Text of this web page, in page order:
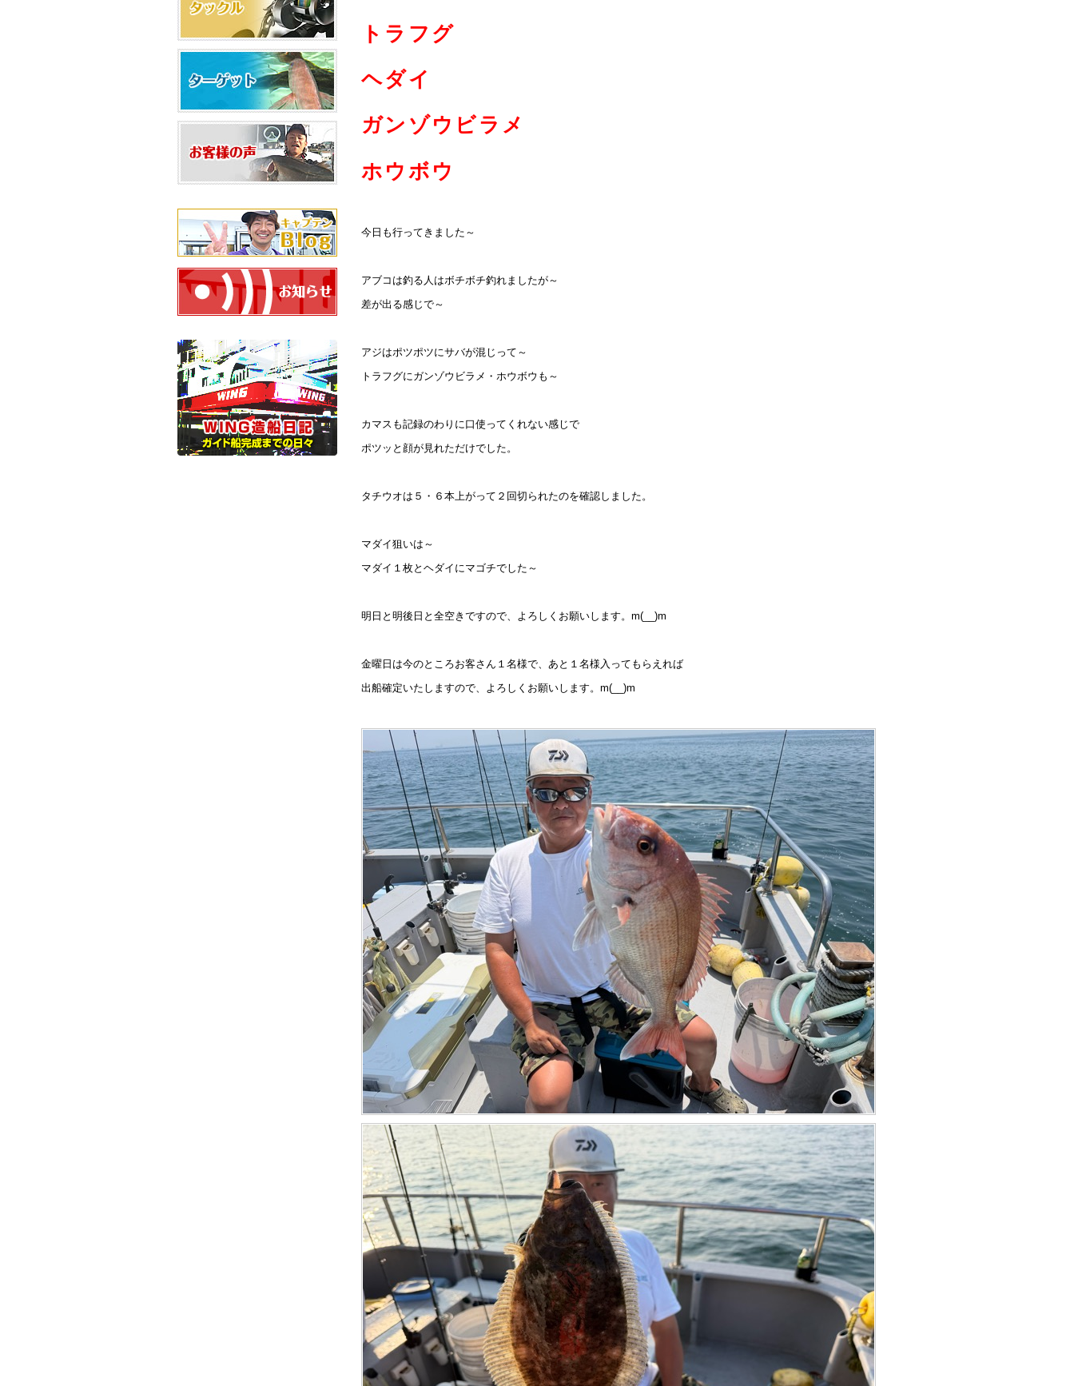
トラフグ
ヘダイ
ガンゾウビラメ
ホウボウ
今日も行ってきました～
アブコは釣る人はボチボチ釣れましたが～
差が出る感じで～
アジはポツポツにサバが混じって～
トラフグにガンゾウビラメ・ホウボウも～
カマスも記録のわりに口使ってくれない感じで
ポツッと顔が見れただけでした。
タチウオは５・６本上がって２回切られたのを確認しました。
マダイ狙いは～
マダイ１枚とヘダイにマゴチでした～
明日と明後日と全空きですので、よろしくお願いします。m(__)m
金曜日は今のところお客さん１名様で、あと１名様入ってもらえれば
出船確定いたしますので、よろしくお願いします。m(__)m